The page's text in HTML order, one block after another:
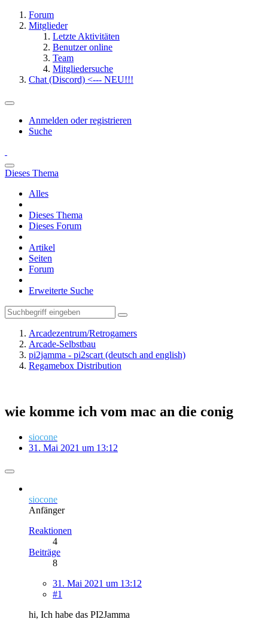
Forum
Mitglieder
Letzte Aktivitäten
Benutzer online
Team
Mitgliedersuche
Chat (Discord) <--- NEU!!!
Anmelden oder registrieren
Suche
Dieses Thema
Alles
Dieses Thema
Dieses Forum
Artikel
Seiten
Forum
Erweiterte Suche
Arcadezentrum/Retrogamers
Arcade-Selbstbau
pi2jamma - pi2scart (deutsch and english)
Regamebox Distribution
wie komme ich vom mac an die conig
siocone
31. Mai 2021 um 13:12
siocone
Anfänger
Reaktionen
4
Beiträge
8
31. Mai 2021 um 13:12
#1
hi, Ich habe das PI2Jamma